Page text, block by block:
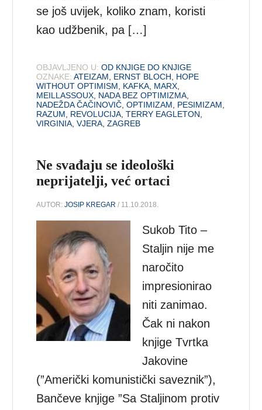
se još uvijek, koliko znam, koristi
kao udžbenik, pa […]
OBJAVLJENO U: OD KNJIGE DO KNJIGE
OZNAKE: ATEIZAM, ERNST BLOCH, HOPE
WITHOUT OPTIMISM, KAFKA, MARX,
MEILLASSOUX, NADA BEZ OPTIMIZMA,
NADEŽDA ČAČINOVIČ,OPTIMIZAM, PESIMIZAM,
RAZUM, REVOLUCIJA,TERRY EAGLETON,
VIRGINIA,VJERA,ZAGREB
Ne svađaju se ideološki
neprijatelji, već ortaci
AUTOR:JOSIP KREGAR / 11.10.2018.
Sukob Tito –
Staljin nije me
naročito
impresionirao
niti zanimao.
Čak ni nakon
knjige Tvrtka
Jakovine
(”Američki komunistički saveznik”),
Bančeve knjige ”Sa Staljinom protiv